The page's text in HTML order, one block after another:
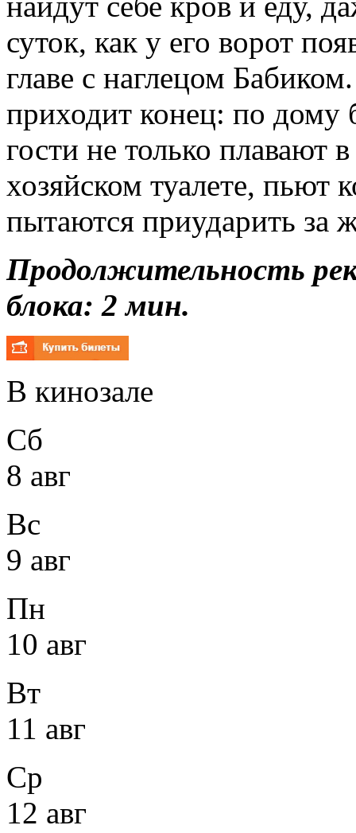
суток, как у его ворот
главе с наглецом
приходит конец: по дому
гости не только плавают
хозяйском туалете, пьют
пытаются приударить за
Продолжительность
блока: 2 мин.
В кинозале
Сб
8 авг
Вс
9 авг
Пн
10 авг
Вт
11 авг
Ср
12 авг